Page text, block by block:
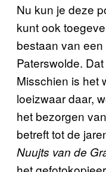
Nu kun je deze
kunt ook
bestaan van
Paterswolde.
Misschien is het
loeizwaar daar,
het bezorgen
betreft tot de
Nuujts van de